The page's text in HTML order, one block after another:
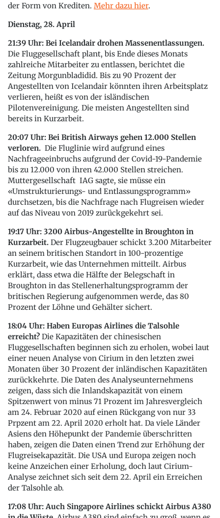
der Form von Krediten. Mehr dazu hier.
Dienstag, 28. April
21:39 Uhr: Bei Icelandair drohen Massenentlassungen.
Die Fluggesellschaft plant, bis Ende dieses Monats
zahlreiche Mitarbeiter zu entlassen, berichtet die
Zeitung Morgunbladidid. Bis zu 90 Prozent der
Angestellten von Icelandair könnten ihren Arbeitsplatz
verlieren, heißt es von der isländischen
Pilotenvereinigung. Die meisten Angestellten sind
bereits in Kurzarbeit.
20:07 Uhr: Bei British Airways gehen 12.000 Stellen
verloren. Die Fluglinie wird aufgrund eines
Nachfrageeinbruchs aufgrund der Covid-19-Pandemie
bis zu 12.000 von ihren 42.000 Stellen streichen.
Muttergesellschaft IAG sagte, sie müsse ein
«Umstrukturierungs- und Entlassungsprogramm»
durchsetzen, bis die Nachfrage nach Flugreisen wieder
auf das Niveau von 2019 zurückgekehrt sei.
19:17 Uhr: 3200 Airbus-Angestellte in Broughton in
Kurzarbeit. Der Flugzeugbauer schickt 3.200 Mitarbeiter
an seinem britischen Standort in 100-prozentige
Kurzarbeit, wie das Unternehmen mitteilt. Airbus
erklärt, dass etwa die Hälfte der Belegschaft in
Broughton in das Stellenerhaltungsprogramm der
britischen Regierung aufgenommen werde, das 80
Prozent der Löhne und Gehälter sichert.
18:04 Uhr: Haben Europas Airlines die Talsohle
erreicht? Die Kapazitäten der chinesischen
Fluggesellschaften beginnen sich zu erholen, wobei laut
einer neuen Analyse von Cirium in den letzten zwei
Monaten über 30 Prozent der inländischen Kapazitäten
zurückkehrte. Die Daten des Analyseunternehmens
zeigen, dass sich die Inlandskapazität von einem
Spitzenwert von minus 71 Prozent im Jahresvergleich
am 24. Februar 2020 auf einen Rückgang von nur 33
Prpzent am 22. April 2020 erholt hat. Da viele Länder
Asiens den Höhepunkt der Pandemie überschritten
haben, zeigen die Daten einen Trend zur Erhöhung der
Flugreisekapazität. Die USA und Europa zeigen noch
keine Anzeichen einer Erholung, doch laut Cirium-
Analyse zeichnet sich seit dem 22. April ein Erreichen
der Talsohle ab.
17:08 Uhr: Auch Singapore Airlines schickt Airbus A380